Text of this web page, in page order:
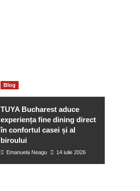
Blog
TUYA Bucharest aduce
experiența fine dining direct
în confortul casei și al
biroului
Emanuela Neagu 14 iulie 2026